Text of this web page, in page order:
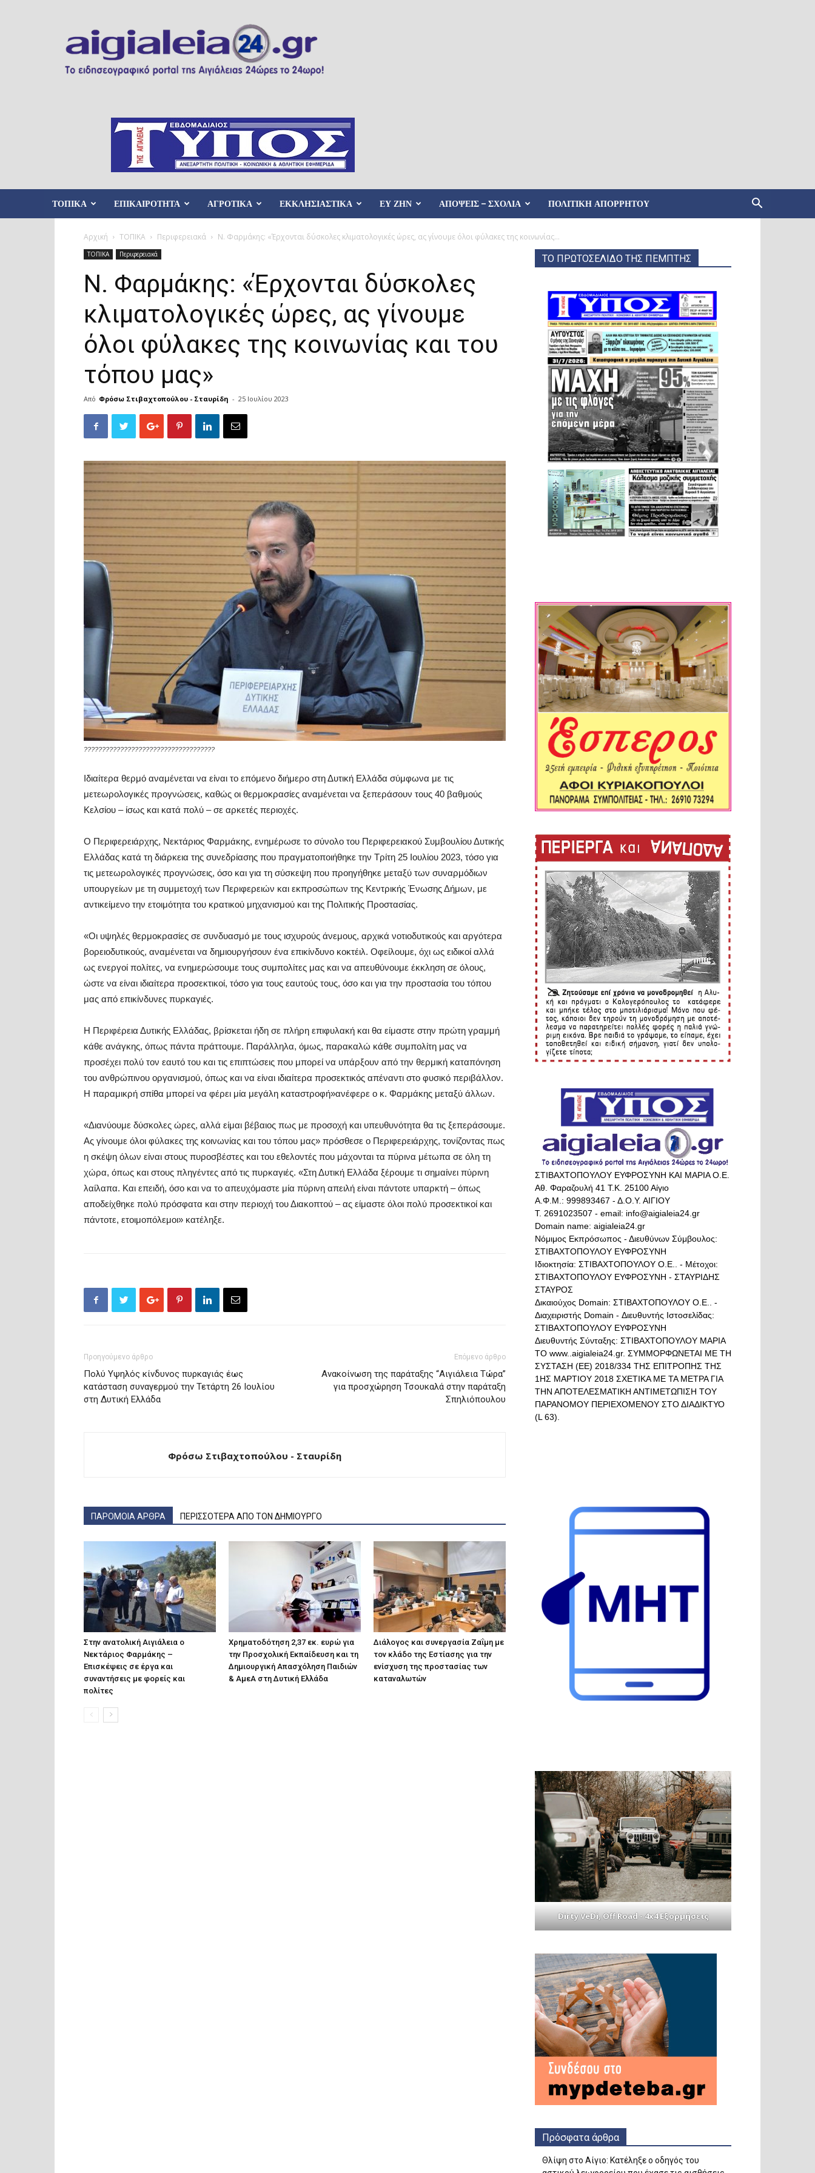
ΤΟΠΙΚΑ ΕΠΙΚΑΙΡΟΤΗΤΑ ΑΓΡΟΤΙΚΑ ΕΚΚΛΗΣΙΑΣΤΙΚΑ ΕΥ ΖΗΝ ΑΠΟΨΕΙΣ – ΣΧΟΛΙΑ ΠΟΛΙΤΙΚΉ ΑΠΟΡΡΉΤΟΥ
Αρχική ΤΟΠΙΚΑ Περιφερειακά Ν. Φαρμάκης: «Έρχονται δύσκολες κλιματολογικές ώρες, ας γίνουμε όλοι φύλακες της κοινωνίας...
ΤΟΠΙΚΑ Περιφερειακά
Ν. Φαρμάκης: «Έρχονται δύσκολες
κλιματολογικές ώρες, ας γίνουμε
όλοι φύλακες της κοινωνίας και του
τόπου μας»
Από Φρόσω Στιβαχτοπούλου - Σταυρίδη - 25 Ιουλίου 2023
????????????????????????????????????
Ιδιαίτερα θερμό αναμένεται να είναι το επόμενο διήμερο στη Δυτική Ελλάδα σύμφωνα με τις
μετεωρολογικές προγνώσεις, καθώς οι θερμοκρασίες αναμένεται να ξεπεράσουν τους 40 βαθμούς
Κελσίου – ίσως και κατά πολύ – σε αρκετές περιοχές.
Ο Περιφερειάρχης, Νεκτάριος Φαρμάκης, ενημέρωσε το σύνολο του Περιφερειακού Συμβουλίου Δυτικής
Ελλάδας κατά τη διάρκεια της συνεδρίασης που πραγματοποιήθηκε την Τρίτη 25 Ιουλίου 2023, τόσο για
τις μετεωρολογικές προγνώσεις, όσο και για τη σύσκεψη που προηγήθηκε μεταξύ των συναρμόδιων
υπουργείων με τη συμμετοχή των Περιφερειών και εκπροσώπων της Κεντρικής Ένωσης Δήμων, με
αντικείμενο την ετοιμότητα του κρατικού μηχανισμού και της Πολιτικής Προστασίας.
«Οι υψηλές θερμοκρασίες σε συνδυασμό με τους ισχυρούς άνεμους, αρχικά νοτιοδυτικούς και αργότερα
βορειοδυτικούς, αναμένεται να δημιουργήσουν ένα επικίνδυνο κοκτέιλ. Οφείλουμε, όχι ως ειδικοί αλλά
ως ενεργοί πολίτες, να ενημερώσουμε τους συμπολίτες μας και να απευθύνουμε έκκληση σε όλους,
ώστε να είναι ιδιαίτερα προσεκτικοί, τόσο για τους εαυτούς τους, όσο και για την προστασία του τόπου
μας από επικίνδυνες πυρκαγιές.
Η Περιφέρεια Δυτικής Ελλάδας, βρίσκεται ήδη σε πλήρη επιφυλακή και θα είμαστε στην πρώτη γραμμή
κάθε ανάγκης, όπως πάντα πράττουμε. Παράλληλα, όμως, παρακαλώ κάθε συμπολίτη μας να
προσέχει πολύ τον εαυτό του και τις επιπτώσεις που μπορεί να υπάρξουν από την θερμική καταπόνηση
του ανθρώπινου οργανισμού, όπως και να είναι ιδιαίτερα προσεκτικός απέναντι στο φυσικό περιβάλλον.
Η παραμικρή σπίθα μπορεί να φέρει μία μεγάλη καταστροφή»ανέφερε ο κ. Φαρμάκης μεταξύ άλλων.
«Διανύουμε δύσκολες ώρες, αλλά είμαι βέβαιος πως με προσοχή και υπευθυνότητα θα τις ξεπεράσουμε.
Ας γίνουμε όλοι φύλακες της κοινωνίας και του τόπου μας» πρόσθεσε ο Περιφερειάρχης, τονίζοντας πως
η σκέψη όλων είναι στους πυροσβέστες και του εθελοντές που μάχονται τα πύρινα μέτωπα σε όλη τη
χώρα, όπως και στους πληγέντες από τις πυρκαγιές. «Στη Δυτική Ελλάδα ξέρουμε τι σημαίνει πύρινη
λαίλαπα. Και επειδή, όσο και να το απευχόμαστε μία πύρινη απειλή είναι πάντοτε υπαρκτή –όπως
αποδείχθηκε πολύ πρόσφατα και στην περιοχή τουΔιακοπτού –ας είμαστε όλοι πολύ προσεκτικοί και
πάντοτε, ετοιμοπόλεμοι» κατέληξε.
Προηγούμενο άρθρο
Πολύ Υψηλός κίνδυνος πυρκαγιάς έως
κατάσταση συναγερμού την Τετάρτη 26 Ιουλίου
στη Δυτική Ελλάδα
Επόμενο άρθρο
Ανακοίνωση της παράταξης “Αιγιάλεια Τώρα”
για προσχώρηση Τσουκαλά στην παράταξη
Σπηλιόπουλου
Φρόσω Στιβαχτοπούλου - Σταυρίδη
ΠΑΡΟΜΟΙΑ ΑΡΘΡΑ ΠΕΡΙΣΣΟΤΕΡΑ ΑΠΟ ΤΟΝ ΔΗΜΙΟΥΡΓΟ
Στην ανατολική Αιγιάλεια ο
Νεκτάριος Φαρμάκης –
Επισκέψεις σε έργα και
συναντήσεις με φορείς και
πολίτες
Χρηματοδότηση 2,37 εκ. ευρώ για
την Προσχολική Εκπαίδευση και τη
Δημιουργική Απασχόληση Παιδιών
& ΑμεΑ στη Δυτική Ελλάδα
Διάλογος και συνεργασία Ζαΐμη με
τον κλάδο της Εστίασης για την
ενίσχυση της προστασίας των
καταναλωτών
ΤΟ ΠΡΩΤΟΣΕΛΙΔΟ ΤΗΣ ΠΕΜΠΤΗΣ
ΣΤΙΒΑΧΤΟΠΟΥΛΟΥ ΕΥΦΡΟΣΥΝΗ ΚΑΙ ΜΑΡΙΑ Ο.Ε.
Αθ. Φαραζουλή 41 Τ.Κ. 25100 Αίγιο
Α.Φ.Μ.: 999893467 - Δ.Ο.Υ. ΑΙΓΙΟΥ
Τ. 2691023507 - email: info@aigialeia24.gr
Domain name: aigialeia24.gr
Νόμιμος Εκπρόσωπος - Διευθύνων Σύμβουλος:
ΣΤΙΒΑΧΤΟΠΟΥΛΟΥ ΕΥΦΡΟΣΥΝΗ
Ιδιοκτησία: ΣΤΙΒΑΧΤΟΠΟΥΛΟΥ Ο.Ε.. - Μέτοχοι:
ΣΤΙΒΑΧΤΟΠΟΥΛΟΥ ΕΥΦΡΟΣΥΝΗ - ΣΤΑΥΡΙΔΗΣ
ΣΤΑΥΡΟΣ
Δικαιούχος Domain: ΣΤΙΒΑΧΤΟΠΟΥΛΟΥ Ο.Ε.. -
Διαχειριστής Domain - Διευθυντής Ιστοσελίδας:
ΣΤΙΒΑΧΤΟΠΟΥΛΟΥ ΕΥΦΡΟΣΥΝΗ
Διευθυντής Σύνταξης: ΣΤΙΒΑΧΤΟΠΟΥΛΟΥ ΜΑΡΙΑ
ΤΟ www..aigialeia24.gr. ΣΥΜΜΟΡΦΩΝΕΤΑΙ ΜΕ ΤΗ
ΣΥΣΤΑΣΗ (ΕΕ) 2018/334 ΤΗΣ ΕΠΙΤΡΟΠΗΣ ΤΗΣ
1ΗΣ ΜΑΡΤΙΟΥ 2018 ΣΧΕΤΙΚΑ ΜΕ ΤΑ ΜΕΤΡΑ ΓΙΑ
ΤΗΝ ΑΠΟΤΕΛΕΣΜΑΤΙΚΗ ΑΝΤΙΜΕΤΩΠΙΣΗ ΤΟΥ
ΠΑΡΑΝΟΜΟΥ ΠΕΡΙΕΧΟΜΕΝΟΥ ΣΤΟ ΔΙΑΔΙΚΤΥΟ
(L 63).
Dirty VeDi, Off Road - 4x4 Εξορμήσεις
Πρόσφατα άρθρα
Θλίψη στο Αίγιο: Κατέληξε ο οδηγός του